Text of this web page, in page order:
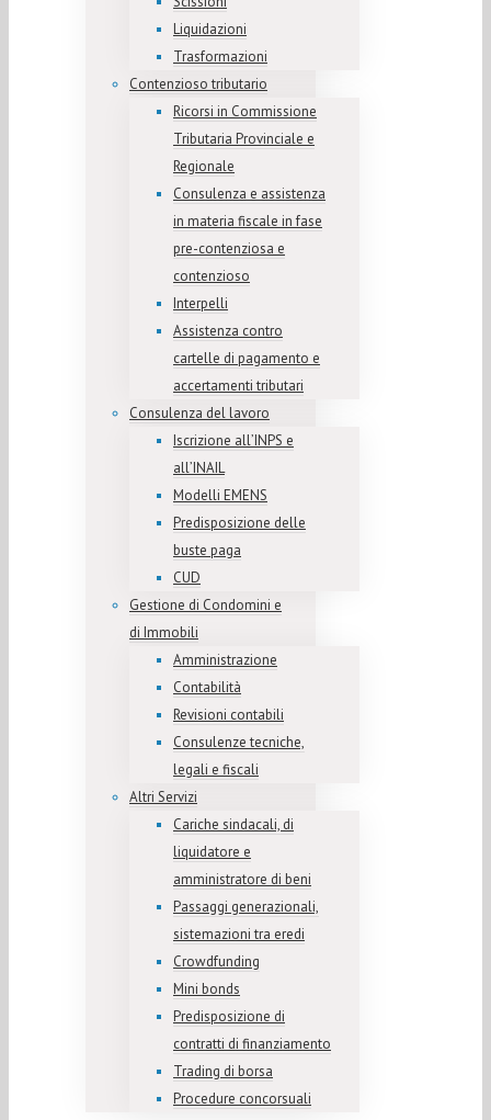
Liquidazioni
Trasformazioni
Contenzioso tributario
Ricorsi in Commissione
Tributaria Provinciale e
Regionale
Consulenza e assistenza
in materia fiscale in fase
pre-contenziosa e
contenzioso
Interpelli
Assistenza contro
cartelle di pagamento e
accertamenti tributari
Consulenza del lavoro
Iscrizione all’INPS e
all’INAIL
Modelli EMENS
Predisposizione delle
buste paga
CUD
Gestione di Condomini e
di Immobili
Amministrazione
Contabilità
Revisioni contabili
Consulenze tecniche,
legali e fiscali
Altri Servizi
Cariche sindacali, di
liquidatore e
amministratore di beni
Passaggi generazionali,
sistemazioni tra eredi
Crowdfunding
Mini bonds
Predisposizione di
contratti di finanziamento
Trading di borsa
Procedure concorsuali